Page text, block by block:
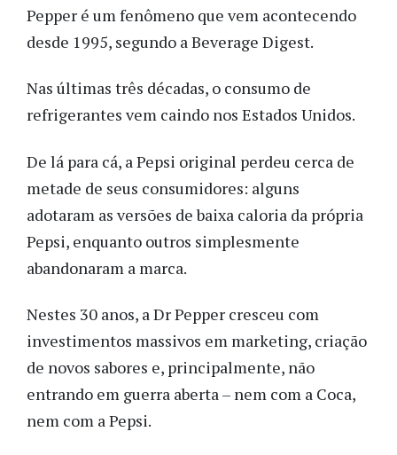
Pepper é um fenômeno que vem acontecendo
desde 1995, segundo a Beverage Digest.
Nas últimas três décadas, o consumo de
refrigerantes vem caindo nos Estados Unidos.
De lá para cá, a Pepsi original perdeu cerca de
metade de seus consumidores: alguns
adotaram as versões de baixa caloria da própria
Pepsi, enquanto outros simplesmente
abandonaram a marca.
Nestes 30 anos, a Dr Pepper cresceu com
investimentos massivos em marketing, criação
de novos sabores e, principalmente, não
entrando em guerra aberta – nem com a Coca,
nem com a Pepsi.